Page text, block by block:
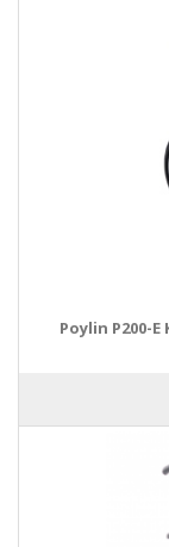
Poylin P200-